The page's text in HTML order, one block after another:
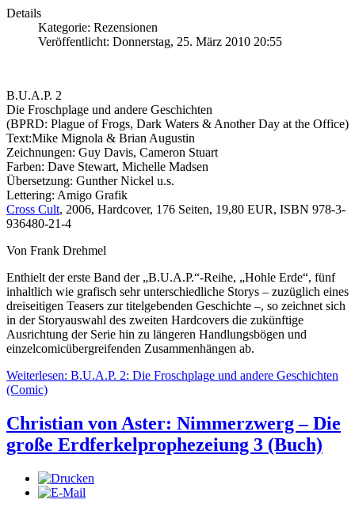
Details
Kategorie: Rezensionen
Veröffentlicht: Donnerstag, 25. März 2010 20:55
B.U.A.P. 2
Die Froschplage und andere Geschichten
(BPRD: Plague of Frogs, Dark Waters & Another Day at the Office)
Text:Mike Mignola & Brian Augustin
Zeichnungen: Guy Davis, Cameron Stuart
Farben: Dave Stewart, Michelle Madsen
Übersetzung: Gunther Nickel u.s.
Lettering: Amigo Grafik
Cross Cult, 2006, Hardcover, 176 Seiten, 19,80 EUR, ISBN 978-3-
936480-21-4
Von Frank Drehmel
Enthielt der erste Band der „B.U.A.P.“-Reihe, „Hohle Erde“, fünf
inhaltlich wie grafisch sehr unterschiedliche Storys – zuzüglich eines
dreiseitigen Teasers zur titelgebenden Geschichte –, so zeichnet sich
in der Storyauswahl des zweiten Hardcovers die zukünftige
Ausrichtung der Serie hin zu längeren Handlungsbögen und
einzelcomicübergreifenden Zusammenhängen ab.
Weiterlesen: B.U.A.P. 2: Die Froschplage und andere Geschichten
(Comic)
Christian von Aster: Nimmerzwerg – Die
große Erdferkelprophezeiung 3 (Buch)